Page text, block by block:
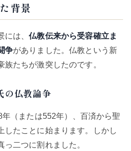
背景
には、仏教伝来から受容確立ま
争がありました。仏教という新
族たちが激突したのです。
仏教論争
年（または552年）、百済から聖
したことに始まります。しかし
二つに割れました。